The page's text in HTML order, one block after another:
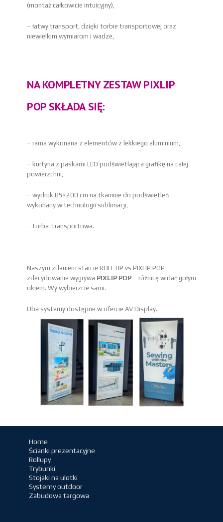
(montaż całkowicie intuicyjny),
– łatwy transport, dzięki torbie transportowej oraz
niewielkim wymiarom i wadze,
NA KOMPLETNY ZESTAW PIXLIP
POP SKŁADA SIĘ:
– rama wykonana z elementów z lekkiego aluminium,
– kurtyna z paskami LED podświetlająca grafikę na całej
powierzchni,
– wydruk 85×200 cm na tkaninie do podświetleń
wykonany w technologii sublimacji,
– torba transportowa.
Naszym zdaniem starcie ROLL UP vs PIXLIP POP
zdecydowanie wygrywa PIXLIP POP – różnicę widać gołym
okiem. Wy wybierzcie sami.
Oba systemy dostępne w ofercie AV Display.
Home
Ścianki prezentacyjne
Rollupy
Trybunki
Stojaki na ulotki
Systemy outdoor
Zabudowa targowa